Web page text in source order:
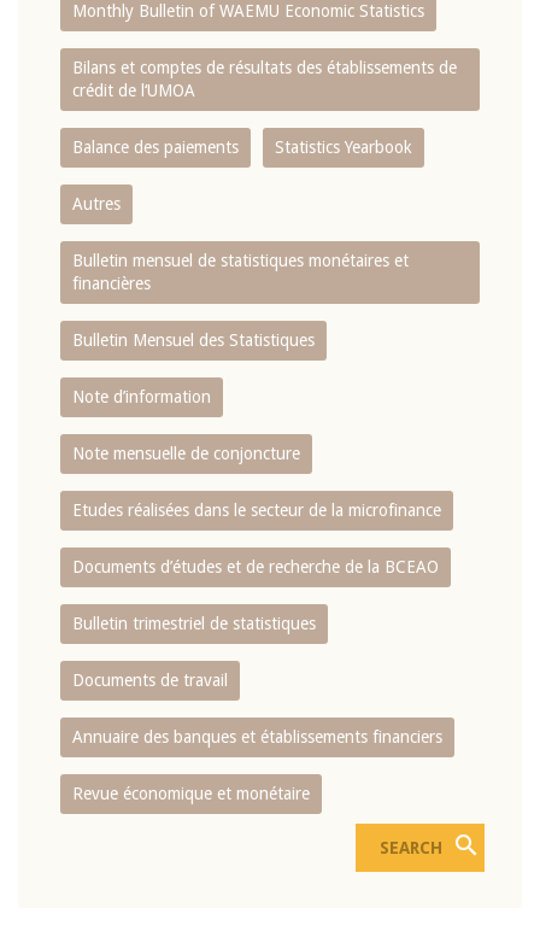
Monthly Bulletin of WAEMU Economic Statistics
Bilans et comptes de résultats des établissements de
crédit de l‘UMOA
Balance des paiements Statistics Yearbook
Autres
Bulletin mensuel de statistiques monétaires et
financières
Bulletin Mensuel des Statistiques
Note d’information
Note mensuelle de conjoncture
Etudes réalisées dans le secteur de la microfinance
Documents d’études et de recherche de la BCEAO
Bulletin trimestriel de statistiques
Documents de travail
Annuaire des banques et établissements financiers
Revue économique et monétaire